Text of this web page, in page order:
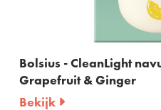
navulbare geurkaars -